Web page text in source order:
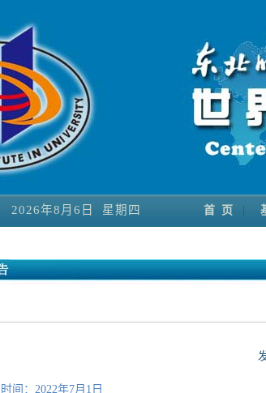
2026年8月6日 星期四 首 页
时间：2022年7月1日